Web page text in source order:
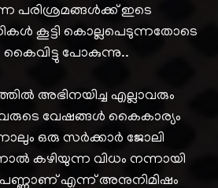
പരിശ്രമങ്ങൾക്ക് ഇടെ
കൂട്ടി കൊല്ലപെടുന്നതോടെ
കൈവിട്ടു പോകുന്നു..
അഭിനയിച്ച എല്ലാവരും
വേഷങ്ങൾ കൈകാര്യം
ഒരു സർക്കാർ ജോലി
കഴിയുന്ന വിധം നന്നായി
പെണ്ണാണ് എന്ന് അനുനിമിഷം